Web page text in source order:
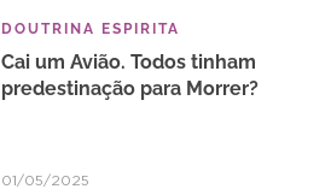
DOUTRINA ESPIRITA
Cai um Avião. Todos tinham
predestinação para Morrer?
01/05/2025